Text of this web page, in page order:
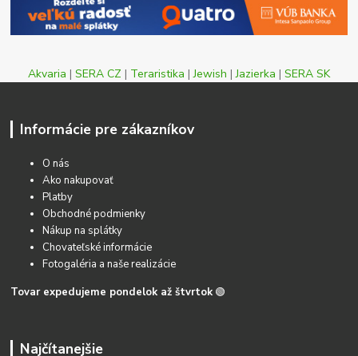
Akvaria | SERA CZ | Teraristika |Jewish |Jazierka | SERA SK
Informácie pre zákazníkov
O nás
Ako nakupovať
Platby
Obchodné podmienky
Nákup na splátky
Chovateľské informácie
Fotogaléria a naše realizácie
Tovar expedujeme pondelok až štvrtok 🟢
Najčítanejšie